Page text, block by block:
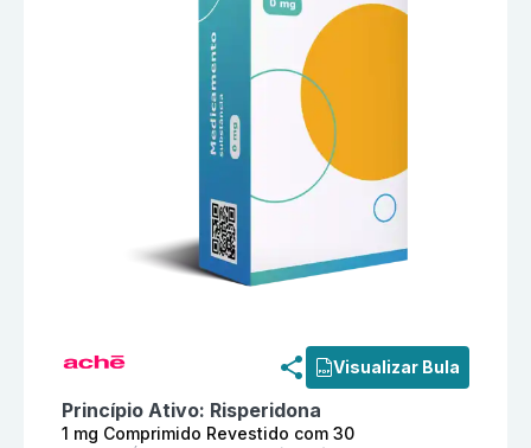
Visualizar Bula
Princípio Ativo: Risperidona
1 mg Comprimido Revestido com 30